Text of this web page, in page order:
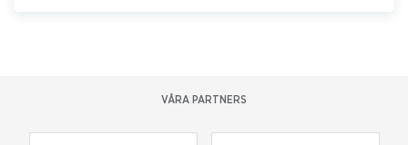
VÅRA PARTNERS